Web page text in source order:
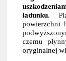
ładunku.
powierzchni
czemu
oryginalnej